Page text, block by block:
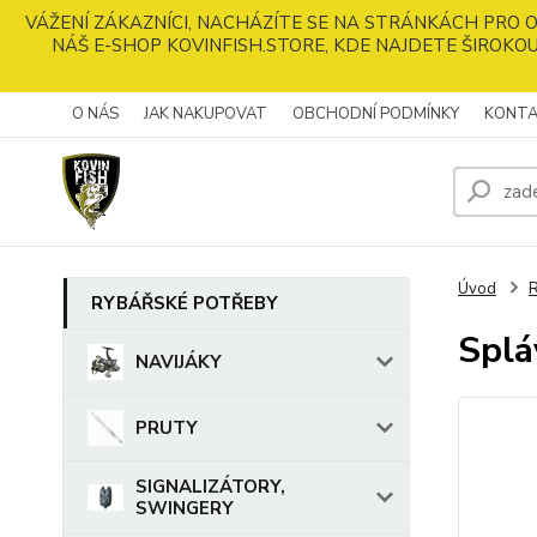
VÁŽENÍ ZÁKAZNÍCI, NACHÁZÍTE SE NA STRÁNKÁCH PRO
NÁŠ E-SHOP KOVINFISH.STORE, KDE NAJDETE
O NÁS JAK NAKUPOVAT OBCHODNÍ PODMÍNKY
RYBÁŘSKÉ POTŘEBY
NAVIJÁKY
PRUTY
SIGNALIZÁTORY,
SWINGERY
Úvod